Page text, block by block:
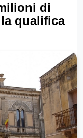
di
qualifica